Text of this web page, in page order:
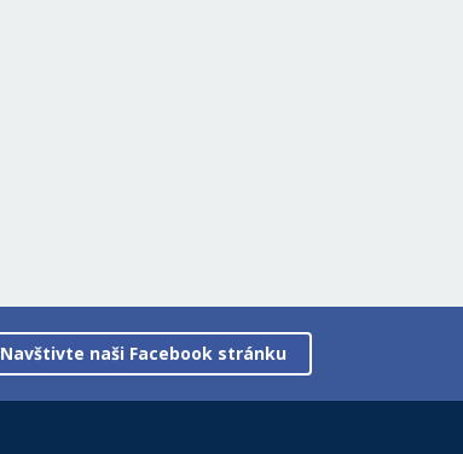
Navštivte naši Facebook stránku